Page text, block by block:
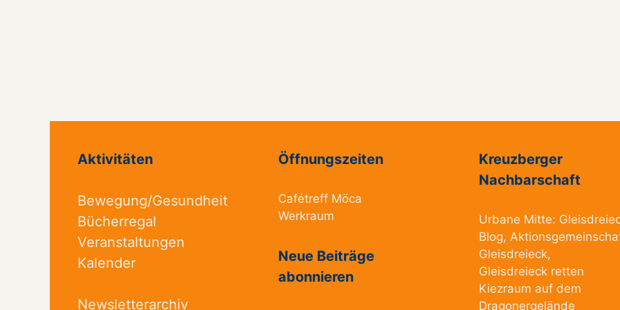
Aktivitäten
Bewegung/Gesundheit
Bücherregal
Veranstaltungen
Kalender
Newsletterarchiv
Öffnungszeiten
Cafétreff Möca
Werkraum
Neue Beiträge
abonnieren
Kreuzberger
Nachbarschaft
Urbane Mitte:
Blog,
Gleisdreieck,
Gleisdreieck retten
Kiezraum auf dem
Dragonergelände